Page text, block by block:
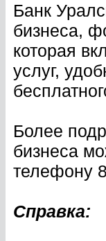
Банк
бизнеса,
которая
услуг,
Более
бизнеса
телефону
Справка: